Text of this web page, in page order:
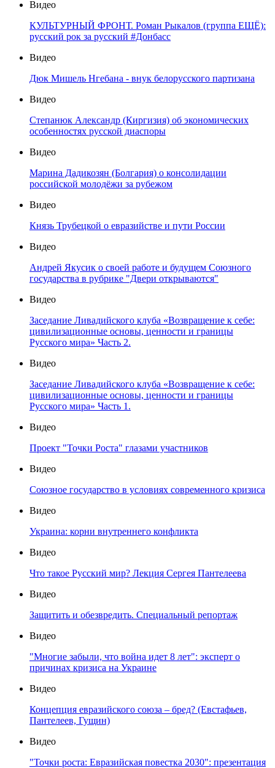
Видео
КУЛЬТУРНЫЙ ФРОНТ. Роман Рыкалов (группа ЕЩЁ):
русский рок за русский #Донбасс
Видео
Дюк Мишель Нгебана - внук белорусского партизана
Видео
Степанюк Александр (Киргизия) об экономических
особенностях русской диаспоры
Видео
Марина Дадикозян (Болгария) о консолидации
российской молодёжи за рубежом
Видео
Князь Трубецкой о евразийстве и пути России
Видео
Андрей Якусик о своей работе и будущем Союзного
государства в рубрике "Двери открываются"
Видео
Заседание Ливадийского клуба «Возвращение к себе:
цивилизационные основы, ценности и границы
Русского мира» Часть 2.
Видео
Заседание Ливадийского клуба «Возвращение к себе:
цивилизационные основы, ценности и границы
Русского мира» Часть 1.
Видео
Проект "Точки Роста" глазами участников
Видео
Союзное государство в условиях современного кризиса
Видео
Украина: корни внутреннего конфликта
Видео
Что такое Русский мир? Лекция Сергея Пантелеева
Видео
Защитить и обезвредить. Специальный репортаж
Видео
"Многие забыли, что война идет 8 лет": эксперт о
причинах кризиса на Украине
Видео
Концепция евразийского союза – бред? (Евстафьев,
Пантелеев, Гущин)
Видео
"Точки роста: Евразийская повестка 2030": презентация